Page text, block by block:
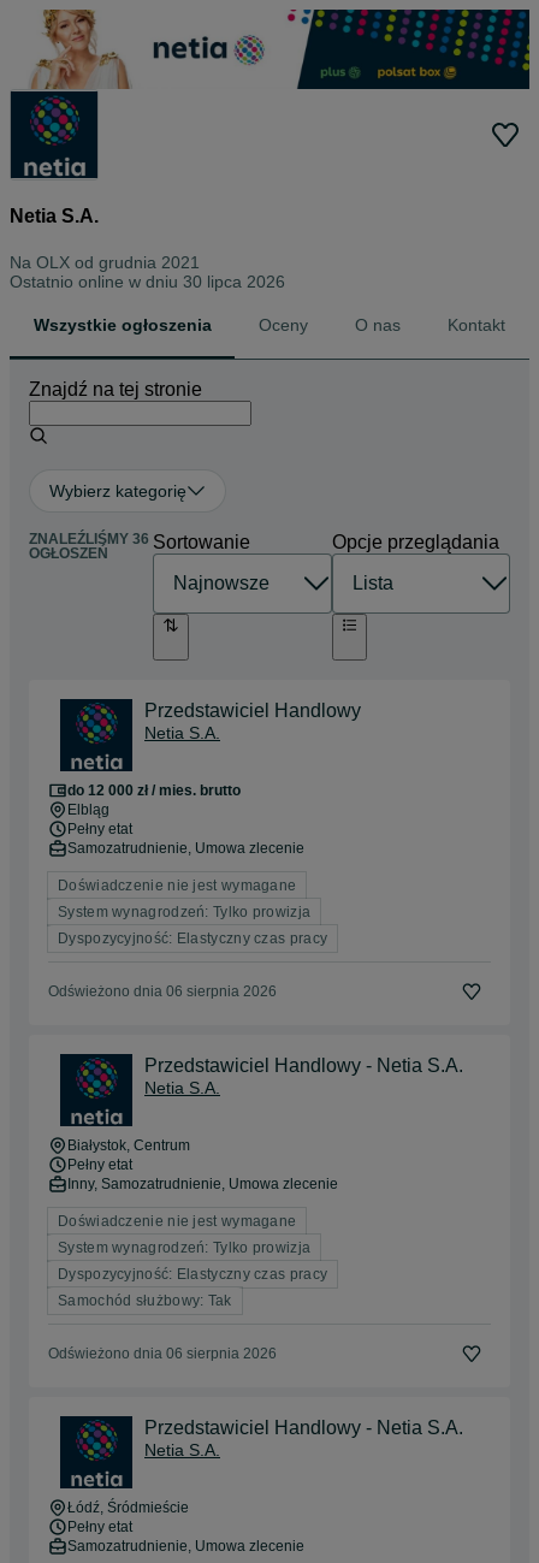
Netia S.A.
Na OLX od grudnia 2021
Ostatnio online w dniu 30 lipca 2026
Wszystkie ogłoszenia Oceny O nas Kontakt
Znajdź na tej stronie
Wybierz kategorię
ZNALEŹLIŚMY 36
OGŁOSZEŃ
Sortowanie Opcje przeglądania
Przedstawiciel Handlowy
Netia S.A.
do 12 000 zł / mies. brutto
Elbląg
Pełny etat
Samozatrudnienie, Umowa zlecenie
Doświadczenie nie jest wymagane
System wynagrodzeń: Tylko prowizja
Dyspozycyjność: Elastyczny czas pracy
Odświeżono dnia 06 sierpnia 2026
Przedstawiciel Handlowy - Netia S.A.
Netia S.A.
Białystok , Centrum
Pełny etat
Inny, Samozatrudnienie, Umowa zlecenie
Doświadczenie nie jest wymagane
System wynagrodzeń: Tylko prowizja
Dyspozycyjność: Elastyczny czas pracy
Samochód służbowy: Tak
Odświeżono dnia 06 sierpnia 2026
Przedstawiciel Handlowy - Netia S.A.
Netia S.A.
Łódź , Śródmieście
Pełny etat
Samozatrudnienie, Umowa zlecenie